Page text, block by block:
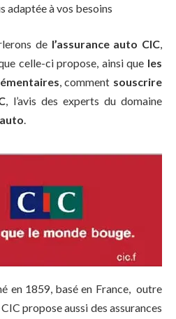
adaptée à vos besoins
de l’assurance auto CIC,
celle-ci propose, ainsi que les
, comment souscrire
, l’avis des experts du domaine
.
en 1859, basé en France, outre
propose aussi des assurances